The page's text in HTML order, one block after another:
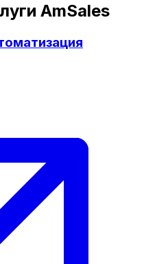
AmSales